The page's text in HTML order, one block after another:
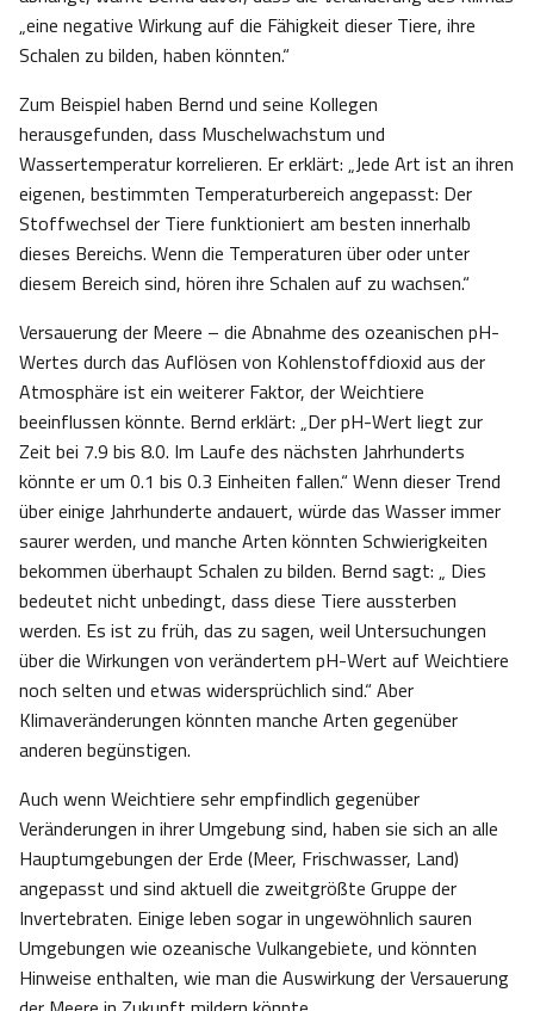
„eine negative Wirkung auf die Fähigkeit dieser Tiere, ihre
Schalen zu bilden, haben könnten.“
Zum Beispiel haben Bernd und seine Kollegen
herausgefunden, dass Muschelwachstum und
Wassertemperatur korrelieren. Er erklärt: „Jede Art ist an ihren
eigenen, bestimmten Temperaturbereich angepasst: Der
Stoffwechsel der Tiere funktioniert am besten innerhalb
dieses Bereichs. Wenn die Temperaturen über oder unter
diesem Bereich sind, hören ihre Schalen auf zu wachsen.“
Versauerung der Meere – die Abnahme des ozeanischen pH-
Wertes durch das Auflösen von Kohlenstoffdioxid aus der
Atmosphäre ist ein weiterer Faktor, der Weichtiere
beeinflussen könnte. Bernd erklärt: „Der pH-Wert liegt zur
Zeit bei 7.9 bis 8.0. Im Laufe des nächsten Jahrhunderts
könnte er um 0.1 bis 0.3 Einheiten fallen.“ Wenn dieser Trend
über einige Jahrhunderte andauert, würde das Wasser immer
saurer werden, und manche Arten könnten Schwierigkeiten
bekommen überhaupt Schalen zu bilden. Bernd sagt: „ Dies
bedeutet nicht unbedingt, dass diese Tiere aussterben
werden. Es ist zu früh, das zu sagen, weil Untersuchungen
über die Wirkungen von verändertem pH-Wert auf Weichtiere
noch selten und etwas widersprüchlich sind.“ Aber
Klimaveränderungen könnten manche Arten gegenüber
anderen begünstigen.
Auch wenn Weichtiere sehr empfindlich gegenüber
Veränderungen in ihrer Umgebung sind, haben sie sich an alle
Hauptumgebungen der Erde (Meer, Frischwasser, Land)
angepasst und sind aktuell die zweitgrößte Gruppe der
Invertebraten. Einige leben sogar in ungewöhnlich sauren
Umgebungen wie ozeanische Vulkangebiete, und könnten
Hinweise enthalten, wie man die Auswirkung der Versauerung